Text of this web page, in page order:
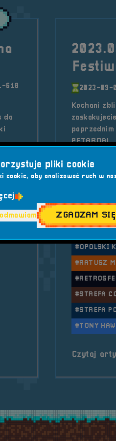
618
do
One More Game 2025
2023-09-
Kochani
PETARDA!
Kategorie
#GRY
#OPOLSKI
#RATUSZ
#STREFA
#STREFA
#TONY
Czytaj
pliki cookie
cookie, aby analizować ruch w
ZGADZAM SIĘ